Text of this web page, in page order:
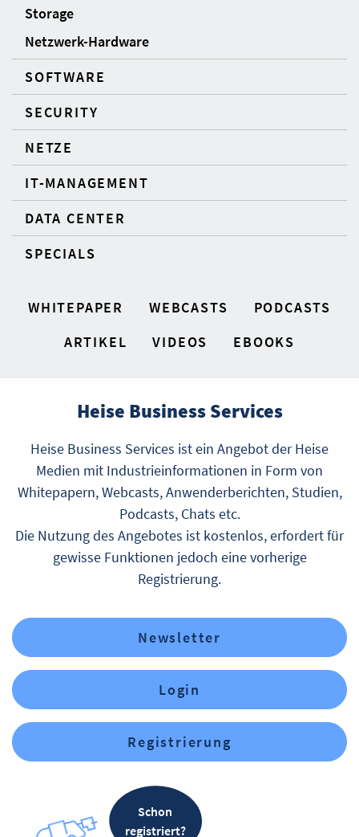
Storage
Netzwerk-Hardware
SOFTWARE
SECURITY
NETZE
IT-MANAGEMENT
DATA CENTER
SPECIALS
WHITEPAPER WEBCASTS
PODCASTS
ARTIKEL
VIDEOS EBOOKS
Heise Business Services
Heise Business Services ist ein Angebot der Heise
Medien mit Industrieinformationen in Form von
Whitepapern, Webcasts, Anwenderberichten, Studien,
Podcasts, Chats etc.
Die Nutzung des Angebotes ist kostenlos, erfordert für
gewisse Funktionen jedoch eine vorherige
Registrierung.
Newsletter
Login
Registrierung
Schon
registriert?